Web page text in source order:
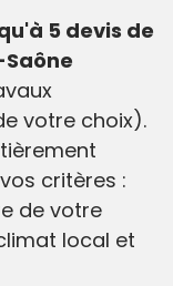
5 devis de
votre choix).
critères :
de votre
local et